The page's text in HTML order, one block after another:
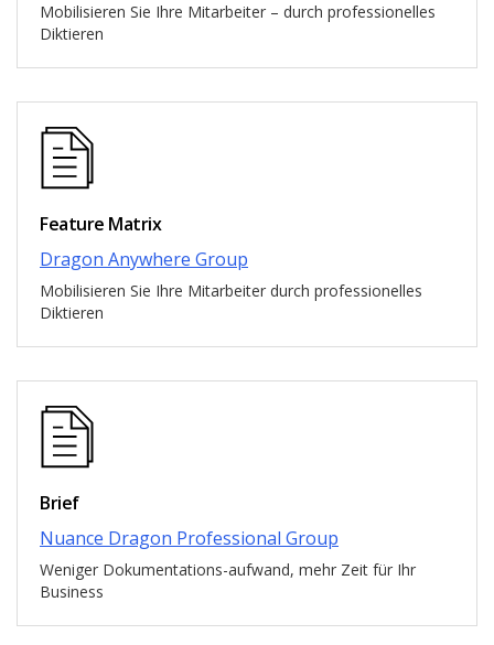
Mobilisieren Sie Ihre Mitarbeiter – durch professionelles
Diktieren
Feature Matrix
Dragon Anywhere Group
Mobilisieren Sie Ihre Mitarbeiter durch professionelles
Diktieren
Brief
Nuance Dragon Professional Group
Weniger Dokumentations-aufwand, mehr Zeit für Ihr
Business